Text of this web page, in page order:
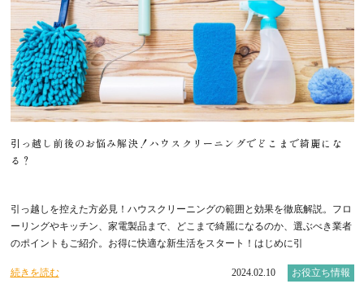
引っ越し前後のお悩み解決！ハウスクリーニングでどこまで綺麗にな
る？
引っ越しを控えた方必見！ハウスクリーニングの範囲と効果を徹底解説。フロ
ーリングやキッチン、家電製品まで、どこまで綺麗になるのか、選ぶべき業者
のポイントもご紹介。お得に快適な新生活をスタート！はじめに引
続きを読む 2024.02.10 お役立ち情報